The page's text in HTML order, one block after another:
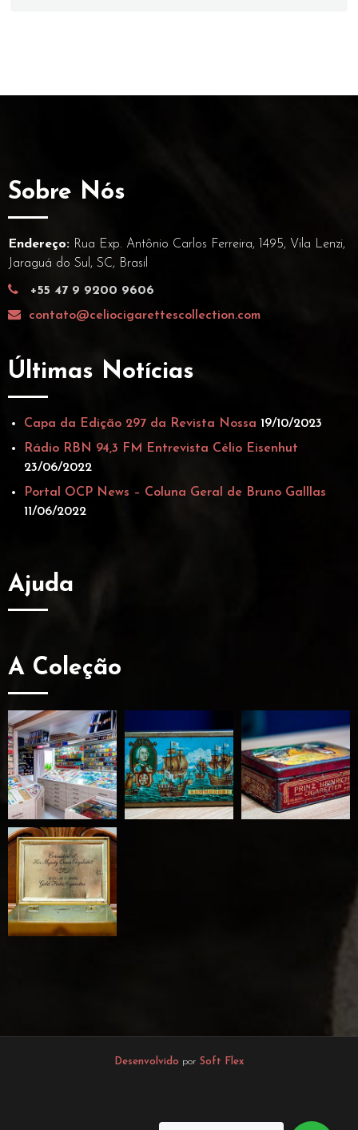
Sobre Nós
Endereço: Rua Exp. Antônio Carlos Ferreira, 1495, Vila Lenzi,
Jaraguá do Sul, SC, Brasil
+55 47 9 9200 9606
contato@celiocigarettescollection.com
Últimas Notícias
Capa da Edição 297 da Revista Nossa 19/10/2023
Rádio RBN 94,3 FM Entrevista Célio Eisenhut
23/06/2022
Portal OCP News – Coluna Geral de Bruno Galllas
11/06/2022
Ajuda
A Coleção
Desenvolvido por Soft Flex